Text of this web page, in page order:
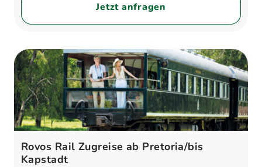
Jetzt anfragen
Rovos Rail Zugreise ab Pretoria/bis
Kapstadt